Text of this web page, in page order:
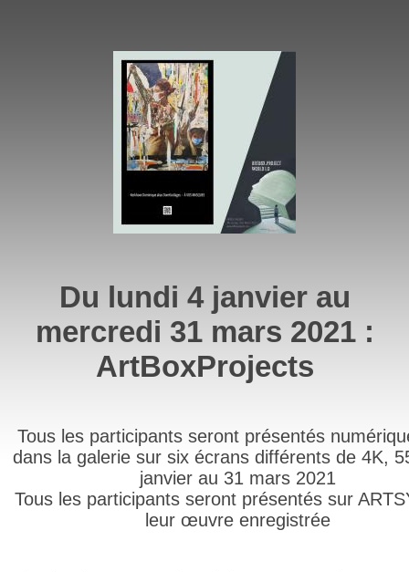
Du lundi 4 janvier au
mercredi 31 mars 2021 :
ArtBoxProjects
Tous les participants seront présentés
dans la galerie sur six écrans différents de 4K,
janvier au 31 mars 2021
Tous les participants seront présentés sur
leur œuvre enregistrée